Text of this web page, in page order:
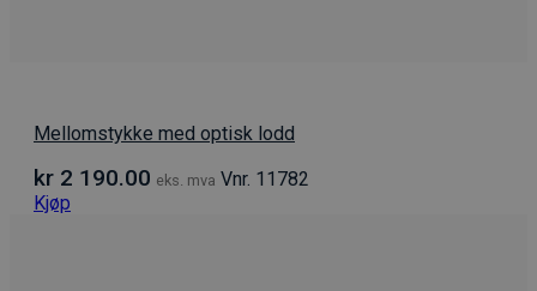
Mellomstykke med optisk lodd
kr 2 190.00 eks. mva Vnr. 11782
Kjøp